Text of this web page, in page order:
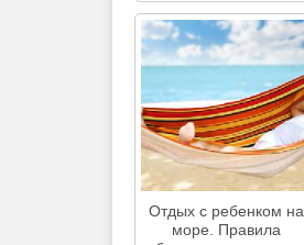
Отдых с ребенком на
море. Правила